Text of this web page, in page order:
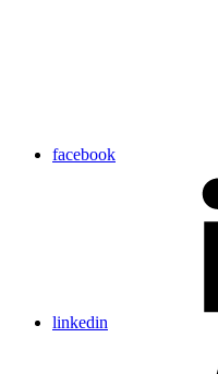
facebook
linkedin